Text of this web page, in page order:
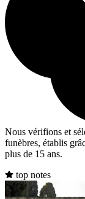
Nous vérifions et
funèbres, établis
plus de 15 ans.
top notes